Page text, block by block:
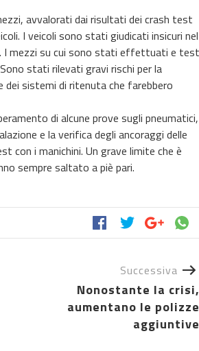
avvalorati dai risultati dei crash test
I veicoli sono stati giudicati insicuri nel
I mezzi su cui sono stati effettuati e test
stati rilevati gravi rischi per la
dei sistemi di ritenuta che farebbero
di alcune prove sugli pneumatici,
e la verifica degli ancoraggi delle
con i manichini. Un grave limite che è
sempre saltato a piè pari.
Successiva
Nonostante la crisi,
aumentano le polizze
aggiuntive